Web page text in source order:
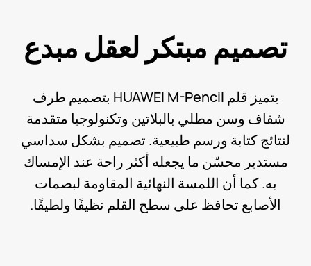
تصميم مبتكر لعقل مبدع
يتميز قلم HUAWEI M-Pencil بتصميم طرف
شفاف وسن مطلي بالبلاتين وتكنولوجيا متقدمة
لنتائج كتابة ورسم طبيعية. تصميم بشكل سداسي
مستدير محسّن ما يجعله أكثر راحة عند الإمساك
به. كما أن اللمسة النهائية المقاومة لبصمات
الأصابع تحافظ على سطح القلم نظيفًا ولطيفًا.